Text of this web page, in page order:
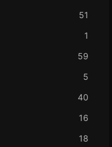
51
1
59
5
40
16
18